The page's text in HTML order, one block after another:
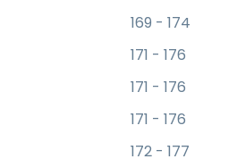
169 - 174
171 - 176
171 - 176
171 - 176
172 - 177